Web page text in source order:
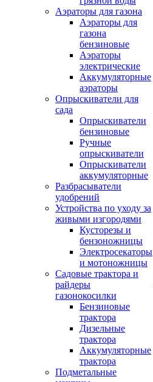
Аэраторы для газона
Аэраторы для
газона
бензиновые
Аэраторы
электрические
Аккумуляторные
аэраторы
Опрыскиватели для
сада
Опрыскиватели
бензиновые
Ручные
опрыскиватели
Опрыскиватели
аккумуляторные
Разбрасыватели
удобрений
Устройства по уходу за
живыми изгородями
Кусторезы и
бензоножницы
Электросекаторы
и мотоножницы
Садовые трактора и
райдеры
газонокосилки
Бензиновые
трактора
Дизельные
трактора
Аккумуляторные
трактора
Подметальные